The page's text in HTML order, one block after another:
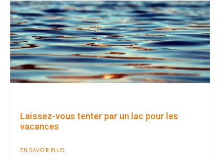
Laissez-vous tenter par un lac pour les
vacances
EN SAVOIR PLUS